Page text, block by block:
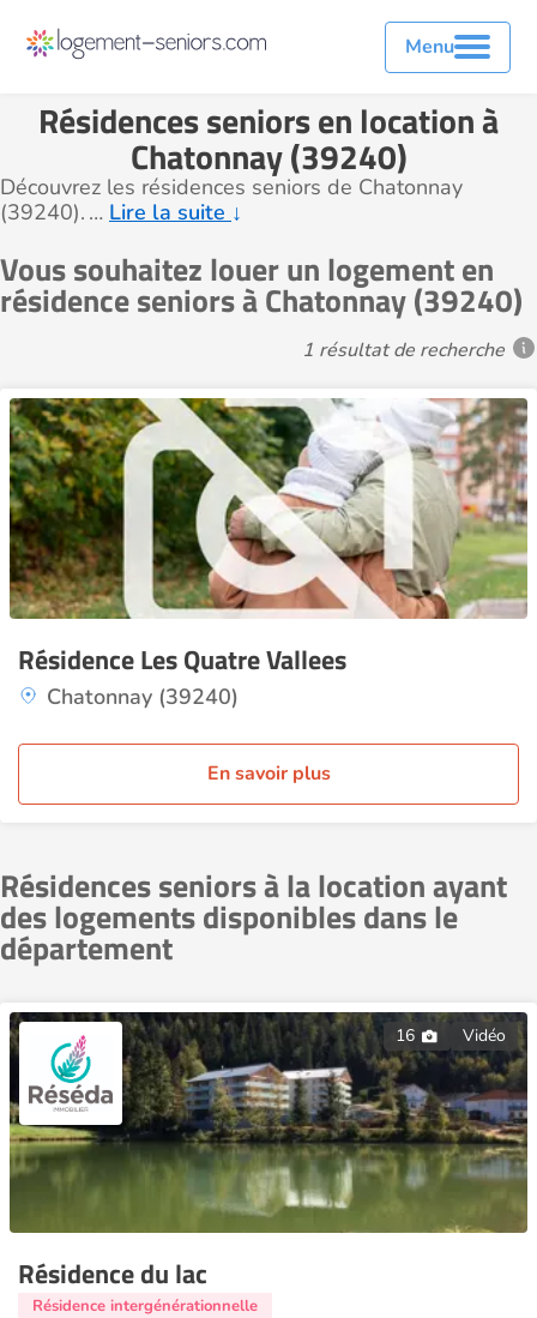
Menu
Résidences seniors en location à
Chatonnay (39240)
Découvrez les résidences seniors de Chatonnay
(39240). … Lire la suite ↓
Vous souhaitez louer un logement en
résidence seniors à Chatonnay (39240)
1 résultat de recherche
Résidence Les Quatre Vallees
Chatonnay (39240)
En savoir plus
Résidences seniors à la location ayant
des logements disponibles dans le
département
16 Vidéo
Résidence du lac
Résidence intergénérationnelle